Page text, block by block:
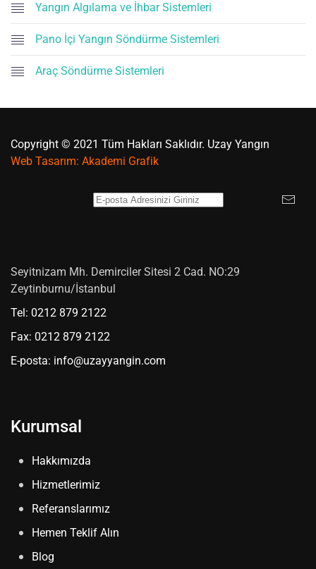
Yangın Algılama ve İhbar Sistemleri
Pano İçi Yangın Söndürme Sistemleri
Araç Söndürme Sistemleri
Copyright © 2021 Tüm Hakları Saklıdır. Uzay Yangın
Web Tasarım: Akademi Grafik
Seyitnizam Mh. Demirciler Sitesi 2 Cad. NO:29
Zeytinburnu/İstanbul
Tel: 0212 879 2122
Fax: 0212 879 2122
E-posta: info@uzayyangin.com
Kurumsal
Hakkımızda
Hizmetlerimiz
Referanslarımız
Hemen Teklif Alın
Blog